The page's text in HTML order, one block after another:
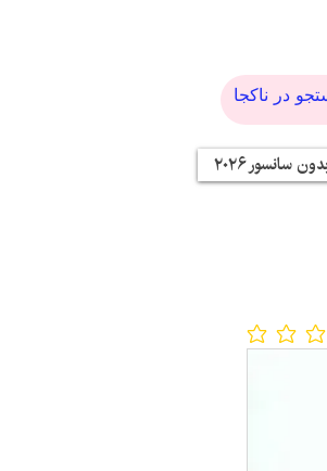
سانسور ۲۰۲۶
No ratings yet